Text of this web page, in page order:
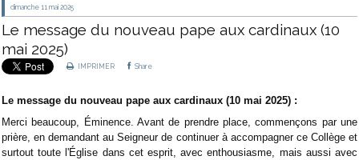
dimanche 11 mai 2025
Le message du nouveau pape aux cardinaux (10
mai 2025)
IMPRIMER Share
Le message du nouveau pape aux cardinaux (10 mai 2025) :
Merci beaucoup, Éminence. Avant de prendre place, commençons par une
prière, en demandant au Seigneur de continuer à accompagner ce Collège et
surtout toute l'Église dans cet esprit, avec enthousiasme, mais aussi avec